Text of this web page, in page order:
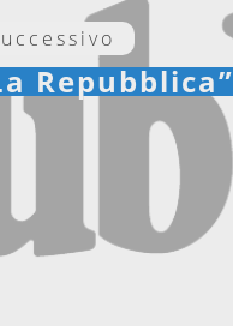
Repubblica”